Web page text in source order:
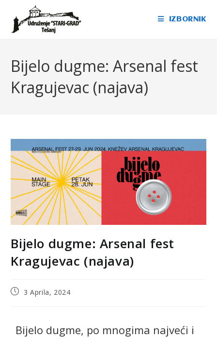
IZBORNIK
Bijelo dugme: Arsenal fest
Kragujevac (najava)
Bijelo dugme: Arsenal fest
Kragujevac (najava)
3 Aprila, 2024
Bijelo dugme, po mnogima najveći i